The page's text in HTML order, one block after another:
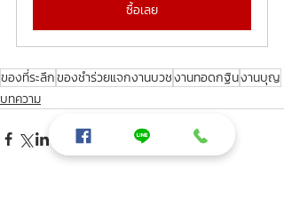
ซื้อเลย
ของที่ระลึกของชำร่วยแจกงานบวชงานทอดกฐินงานบุญ
บทความ